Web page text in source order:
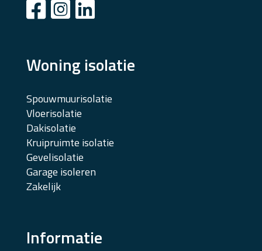
Woning isolatie
Spouwmuurisolatie
Vloerisolatie
Dakisolatie
Kruipruimte isolatie
Gevelisolatie
Garage isoleren
Zakelijk
Informatie